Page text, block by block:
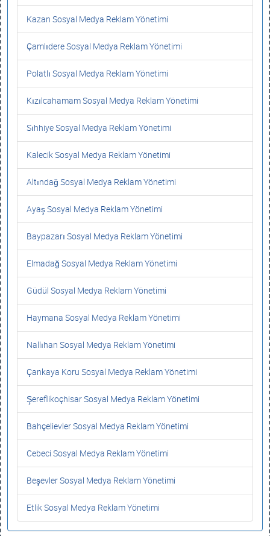
Kazan Sosyal Medya Reklam Yönetimi
Çamlıdere Sosyal Medya Reklam Yönetimi
Polatlı Sosyal Medya Reklam Yönetimi
Kızılcahamam Sosyal Medya Reklam Yönetimi
Sıhhiye Sosyal Medya Reklam Yönetimi
Kalecik Sosyal Medya Reklam Yönetimi
Altındağ Sosyal Medya Reklam Yönetimi
Ayaş Sosyal Medya Reklam Yönetimi
Baypazarı Sosyal Medya Reklam Yönetimi
Elmadağ Sosyal Medya Reklam Yönetimi
Güdül Sosyal Medya Reklam Yönetimi
Haymana Sosyal Medya Reklam Yönetimi
Nallıhan Sosyal Medya Reklam Yönetimi
Çankaya Koru Sosyal Medya Reklam Yönetimi
Şereflikoçhisar Sosyal Medya Reklam Yönetimi
Bahçelievler Sosyal Medya Reklam Yönetimi
Cebeci Sosyal Medya Reklam Yönetimi
Beşevler Sosyal Medya Reklam Yönetimi
Etlik Sosyal Medya Reklam Yönetimi